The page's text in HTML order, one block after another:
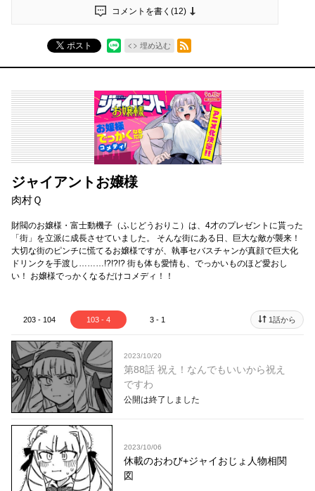
コメントを書く(12)
ポスト 埋め込む
RSSフィード
ジャイアントお嬢様
肉村Ｑ
財閥のお嬢様・富士動機子（ふじどうおりこ）は、4才のプレゼントに貰った
「街」を立派に成長させていました。 そんな街にある日、巨大な敵が襲来！
大切な街のピンチに慌てるお嬢様ですが、執事セバスチャンが真顔で巨大化
ドリンクを手渡し………!?!?!? 街も体も愛情も、でっかいものほど愛おし
い！ お嬢様でっかくなるだけコメディ！！
203 - 104 103 - 4 3 - 1 1話から
2023/10/20
第88話 祝え！なんでもいいから祝え
ですわ
公開は終了しました
2023/10/06
休載のおわび+ジャイおじょ人物相関
図